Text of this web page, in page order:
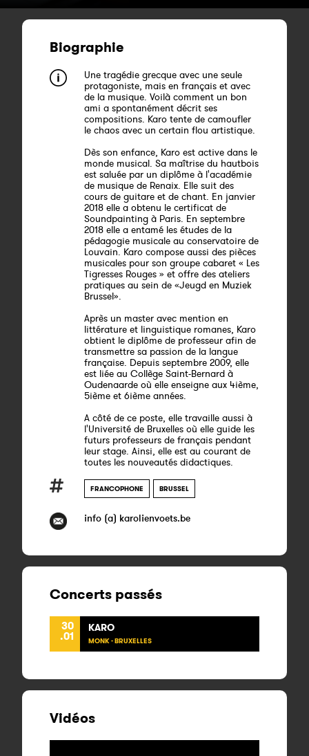
Biographie
Une tragédie grecque avec une seule
protagoniste, mais en français et avec
de la musique. Voilà comment un bon
ami a spontanément décrit ses
compositions. Karo tente de camoufler
le chaos avec un certain flou artistique.
Dès son enfance, Karo est active dans le
monde musical. Sa maîtrise du hautbois
est saluée par un diplôme à l'académie
de musique de Renaix. Elle suit des
cours de guitare et de chant. En janvier
2018 elle a obtenu le certificat de
Soundpainting à Paris. En septembre
2018 elle a entamé les études de la
pédagogie musicale au conservatoire de
Louvain. Karo compose aussi des pièces
musicales pour son groupe cabaret « Les
Tigresses Rouges » et offre des ateliers
pratiques au sein de «Jeugd en Muziek
Brussel».
Après un master avec mention en
littérature et linguistique romanes, Karo
obtient le diplôme de professeur afin de
transmettre sa passion de la langue
française. Depuis septembre 2009, elle
est liée au Collège Saint-Bernard à
Oudenaarde où elle enseigne aux 4ième,
5ième et 6ième années.
A côté de ce poste, elle travaille aussi à
l'Université de Bruxelles où elle guide les
futurs professeurs de français pendant
leur stage. Ainsi, elle est au courant de
toutes les nouveautés didactiques.
FRANCOPHONE BRUSSEL
info (a) karolienvoets.be
Concerts passés
30
.01
KARO
MONK - BRUXELLES
Vidéos